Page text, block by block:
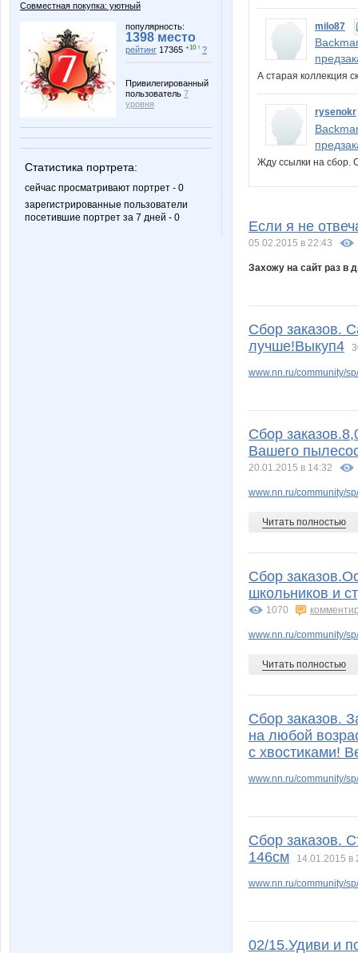
Совместная покупка: уютный
популярность:
1398 место
рейтинг 17365 +10 ↑ ?
Привилегированный
пользователь 7
уровня
Статистика портрета:
сейчас просматривают портрет - 0
зарегистрированные пользователи
посетившие портрет за 7 дней - 0
milo87
А старая коллекция
rysenokr
Жду ссылки на
Если я не
05.02.2015 в 22:43
Захожу на сайт раз в
Сбор заказов.
лучше!Выкуп4
www.nn.ru/community/
Сбор
Вашего
20.01.2015 в 14:32
www.nn.ru/community/
Читать полностью
Сбор
школьников и
1070
www.nn.ru/community/
Читать полностью
Сбор заказов.
на любой
с хвостиками!
www.nn.ru/community/
Сбор заказов.
146см
14.01.2015 в
www.nn.ru/community/
02/15.Удиви и